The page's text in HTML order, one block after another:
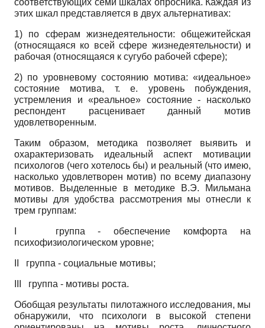
соответствующих семи шкалах опросника. Каждая из
этих шкал представляется в двух альтернативах:
1) по сферам жизнедеятельности: общежитейская
(относящаяся ко всей сфере жизнедеятельности) и
рабочая (относящаяся к сугубо рабочей сфере);
2) по уровневому состоянию мотива: «идеальное»
состояние мотива, т. е. уровень побуждения,
устремления и «реальное» состояние - насколько
респондент расценивает данный мотив
удовлетворенным.
Таким образом, методика позволяет выявить и
охарактеризовать идеальный аспект мотивации
психологов (чего хотелось бы) и реальный (что имею,
насколько удовлетворен мотив) по всему диапазону
мотивов. Выделенные в методике В.Э. Мильмана
мотивы для удобства рассмотрения мы отнесли к
трем группам:
группа - обеспечение комфорта на
психофизиологическом уровне;
группа - социальные мотивы;
группа - мотивы роста.
Обобщая результаты пилотажного исследования, мы
обнаружили, что психологи в высокой степени